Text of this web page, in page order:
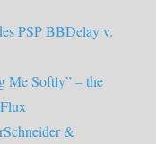
PSP BBDelay v.
Me Softly” – the
&